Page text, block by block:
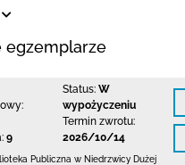
egzemplarze
9
Status: W
wypożyczeniu
Termin zwrotu:
2026/10/14
Publiczna w Niedrzwicy Dużej